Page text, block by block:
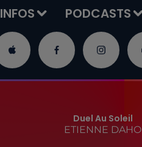
INFOS PODCASTS
Duel Au Soleil
ETIENNE DAHO